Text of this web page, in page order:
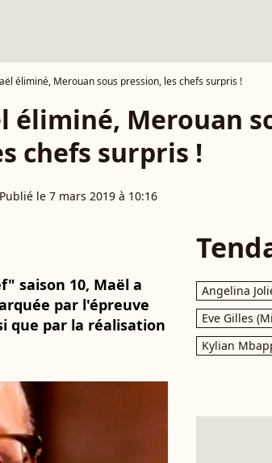
éliminé, Merouan sous pression, les chefs surpris !
éliminé, Merouan
chefs surpris !
Publié le 7 mars 2019 à 10:16
saison 10, Maël a
par l'épreuve
que par la réalisation
Angelina
Eve Gilles
Kylian